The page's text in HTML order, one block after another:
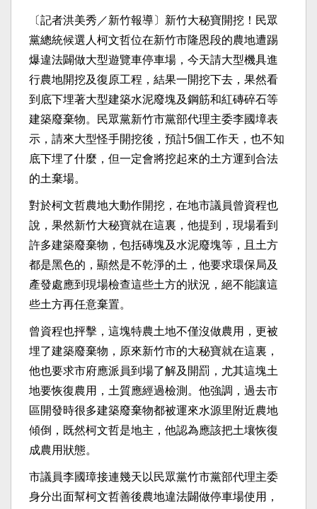
〔記者洪美秀／新竹報導〕新竹大秘寶開挖！民眾
黨總統候選人柯文哲位在新竹市隆恩段的農地遭踢
爆違法闢做大型遊覽車停車場，今天請大型機具進
行農地開挖及復原工程，結果一開挖下去，果然看
到底下埋著大型建築水泥廢塊及鋼筋和紅磚碎石等
建築廢棄物。民眾黨新竹市黨部代理主委李國墇表
示，請來大型怪手開挖後，預計5個工作天，也不知
底下埋了什麼，但一定會將挖起來的土方運到合法
的土棄場。
對於柯文哲農地大動作開挖，在地市議員曾資程也
說，果然新竹大秘寶就在這裏，他提到，現場看到
許多建築廢棄物，包括磚塊及水泥廢塊等，且土方
都是黑色的，顯然是不乾淨的土，他要求環保局及
產發處應到現場檢查這些土方的狀況，絕不能讓這
些土方再任意棄置。
曾資程也抨擊，這塊特農土地不僅沒做農用，更被
埋了建築廢棄物，原來新竹市的大秘寶就在這裏，
他也要求市府應派員到場了解及開罰，尤其這塊土
地要恢復農用，土質應經過檢測。他強調，過去市
區開發時很多建築廢棄物都被運來水源里附近農地
傾倒，既然柯文哲是地主，他認為應該把土壤恢復
成農用狀態。
市議員李國璋接連幾天以民眾黨竹市黨部代理主委
身分出面幫柯文哲善後農地違法闢做停車場使用，